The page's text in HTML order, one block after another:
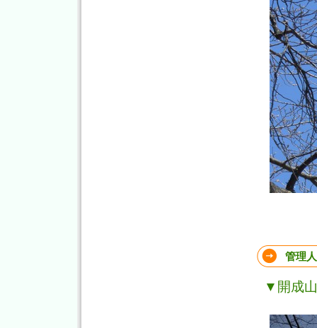
管理
▼開成